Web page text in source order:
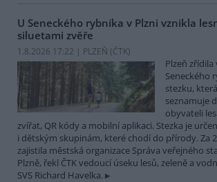
U Seneckého rybníka v Plzni vznikla
siluetami zvěře
1.8.2026 17:22 | PLZEŇ (ČTK)
Plzeň zřídila
Seneckého
stezku,
seznamuje
obyvateli
zvířat, QR kódy a mobilní aplikaci. Stezka je
i dětským skupinám, které chodí do přírody. Za
zajistila městská organizace Správa veřejného
Plzně, řekl ČTK vedoucí úseku lesů, zeleně a
SVS Richard Havelka.